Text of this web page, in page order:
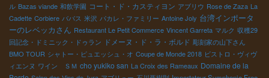
ル Bazas viande 和飲学園 コート・ド・カスティヨン アブリウ Rose de Zaza La
Cadette Corbiere ババス 米沢 パカレ・ファミリー Antoine Joly 台湾インポータ
ーのレベッカさん Restaurant Le Petit Commerce Vincent Garreta マルク 収穫29
回記念・ドミニック・ドゥラン ドメーヌ・ド・ラ・ボルド 彫刻家の山下さん
BMO TOUR シャトー・ピュエッシュ・オ Coupe de Monde 2018 ビストロ・ヴィヴ
ィエンヌ ワイン ＳＭ cho yukiko san La Croix des Rameaux Domaine de la